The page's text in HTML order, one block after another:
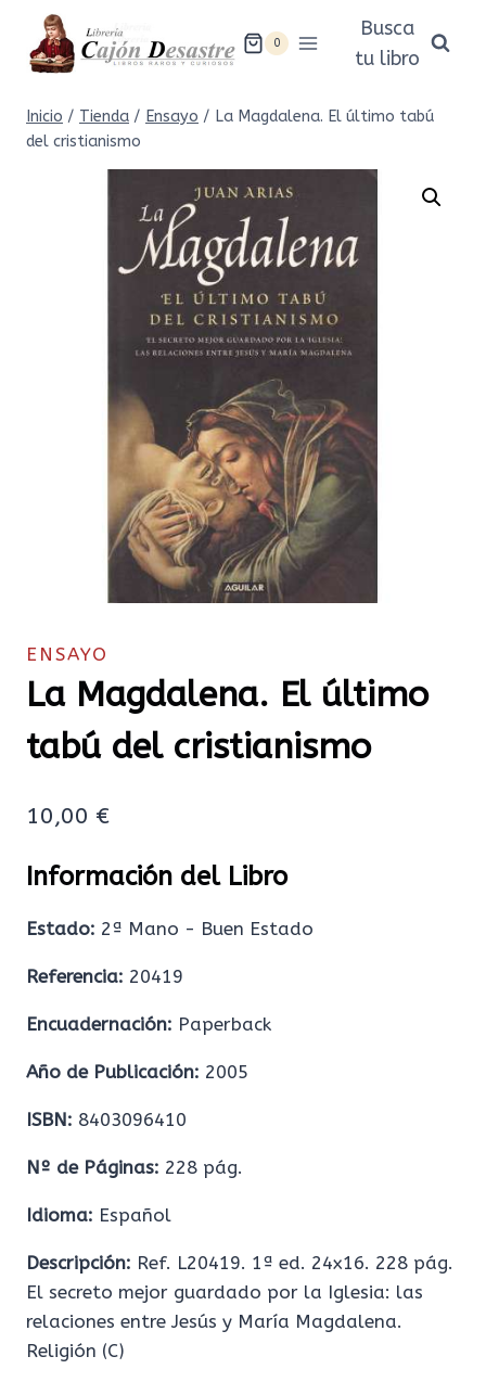
Saltar
contenido
0
Busca
tu libro
Inicio / Tienda / Ensayo / La Magdalena. El último tabú
del cristianismo
ENSAYO
La Magdalena. El último
tabú del cristianismo
10,00 €
Información del Libro
Estado: 2ª Mano - Buen Estado
Referencia: 20419
Encuadernación: Paperback
Año de Publicación: 2005
ISBN: 8403096410
Nº de Páginas: 228 pág.
Idioma: Español
Descripción: Ref. L20419. 1ª ed. 24x16. 228 pág.
El secreto mejor guardado por la Iglesia: las
relaciones entre Jesús y María Magdalena.
Religión (C)